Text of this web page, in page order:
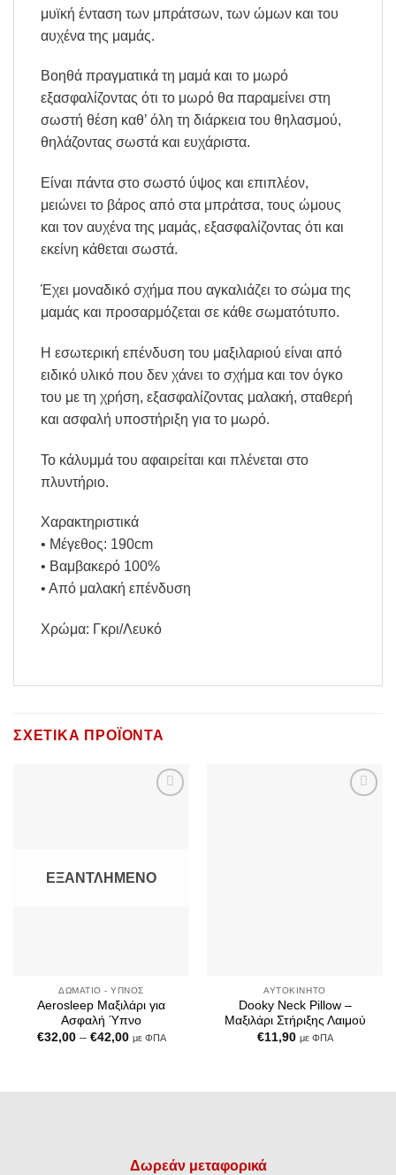
μυϊκή ένταση των μπράτσων, των ώμων και του
αυχένα της μαμάς.
Βοηθά πραγματικά τη μαμά και το μωρό
εξασφαλίζοντας ότι το μωρό θα παραμείνει στη
σωστή θέση καθ’ όλη τη διάρκεια του θηλασμού,
θηλάζοντας σωστά και ευχάριστα.
Είναι πάντα στο σωστό ύψος και επιπλέον,
μειώνει το βάρος από στα μπράτσα, τους ώμους
και τον αυχένα της μαμάς, εξασφαλίζοντας ότι και
εκείνη κάθεται σωστά.
Έχει μοναδικό σχήμα που αγκαλιάζει το σώμα της
μαμάς και προσαρμόζεται σε κάθε σωματότυπο.
Η εσωτερική επένδυση του μαξιλαριού είναι από
ειδικό υλικό που δεν χάνει το σχήμα και τον όγκο
του με τη χρήση, εξασφαλίζοντας μαλακή, σταθερή
και ασφαλή υποστήριξη για το μωρό.
To κάλυμμά του αφαιρείται και πλένεται στο
πλυντήριο.
Χαρακτηριστικά
• Μέγεθος: 190cm
• Βαμβακερό 100%
• Από μαλακή επένδυση
Χρώμα: Γκρι/Λευκό
ΣΧΕΤΙΚΆ ΠΡΟΪΌΝΤΑ
ΕΞΑΝΤΛΗΜΈΝΟ
ΔΩΜΆΤΙΟ - ΎΠΝΟΣ
Aerosleep Μαξιλάρι για
Ασφαλή Ύπνο
€32,00 – €42,00Price
range:
με ΦΠΑ
ΑΥΤΟΚΊΝΗΤΟ
Dooky Neck Pillow –
Μαξιλάρι Στήριξης Λαιμού
€11,90 με ΦΠΑ
Δωρεάν μεταφορικά